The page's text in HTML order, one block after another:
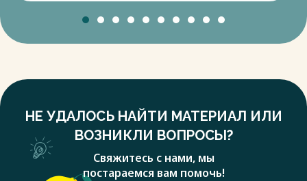
НЕ УДАЛОСЬ НАЙТИ МАТЕРИАЛ ИЛИ
ВОЗНИКЛИ ВОПРОСЫ?
Свяжитесь с нами, мы
постараемся вам помочь!